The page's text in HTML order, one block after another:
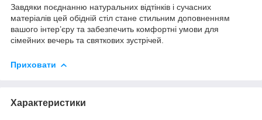
Завдяки поєднанню натуральних відтінків і сучасних
матеріалів цей обідній стіл стане стильним доповненням
вашого інтер’єру та забезпечить комфортні умови для
сімейних вечерь та святкових зустрічей.
Приховати
Характеристики